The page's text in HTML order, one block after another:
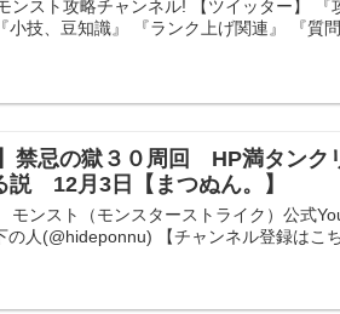
ンスト攻略チャンネル! 【ツイッター】 『
技、豆知識』 『ランク上げ関連』 『質
禁忌の獄３０周回 HP満タンク
説 12月3日【まつぬん。】
ンスト（モンスターストライク）公式
の人(@hideponnu) 【チャンネル登録はこ